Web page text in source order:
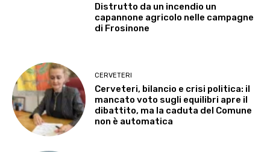
Distrutto da un incendio un
capannone agricolo nelle campagne
di Frosinone
CERVETERI
Cerveteri, bilancio e crisi politica: il
mancato voto sugli equilibri apre il
dibattito, ma la caduta del Comune
non è automatica